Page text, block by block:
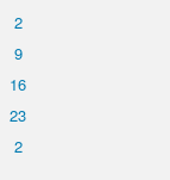
2
9
16
23
2